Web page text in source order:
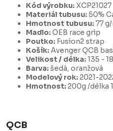
Kód výrobku:XCP21027
Materiál tubusu: 50%
Hmotnost tubusu:77
Madlo:OEB race grip
Poutko: Fusion2 strap
Košík: Avenger QCB
Velikost / délka:135 -
Barva:šedá, oranžová
Modelový rok:2021-
Hmotnost:200g /délka
QCB